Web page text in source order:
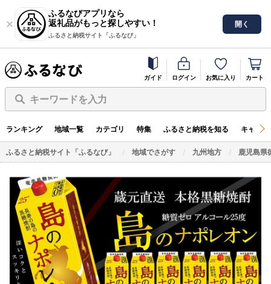
ふるなびアプリなら
返礼品がもっと探しやすい！
ふるさと納税サイト「ふるなび」
開く
ガイド ログイン お気に入り カート
キーワードを入力
ランキング 地域一覧 カテゴリ 特集 ふるさと納税を知る キャン
ふるさと納税サイト「ふるなび」 地域でさがす 九州地方 鹿児島県